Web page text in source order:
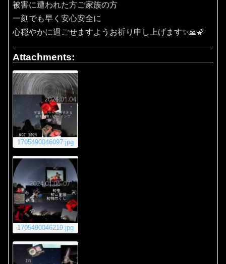
被害に遭われた方ご家族の方
一刻でも早く安心安全に
心穏やかに過ごせますようお祈り申し上げます✨🙏🌠
Attachments:
1705490046097.jpg
1705490046219.jpg